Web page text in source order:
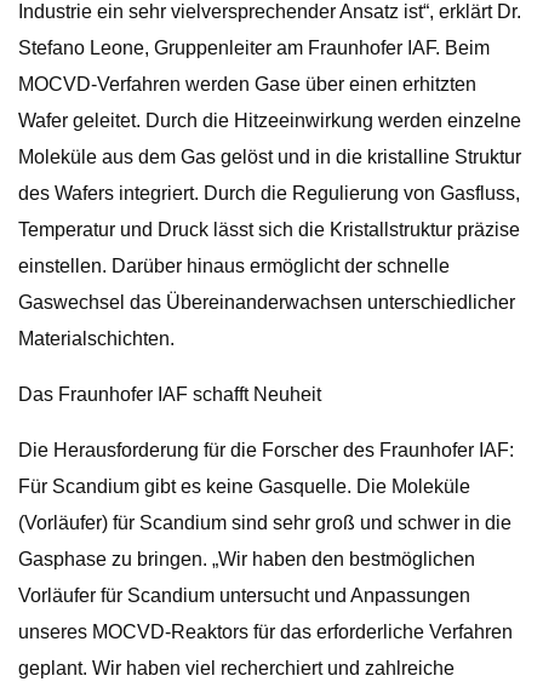
Industrie ein sehr vielversprechender Ansatz ist“, erklärt Dr.
Stefano Leone, Gruppenleiter am Fraunhofer IAF. Beim
MOCVD-Verfahren werden Gase über einen erhitzten
Wafer geleitet. Durch die Hitzeeinwirkung werden einzelne
Moleküle aus dem Gas gelöst und in die kristalline Struktur
des Wafers integriert. Durch die Regulierung von Gasfluss,
Temperatur und Druck lässt sich die Kristallstruktur präzise
einstellen. Darüber hinaus ermöglicht der schnelle
Gaswechsel das Übereinanderwachsen unterschiedlicher
Materialschichten.
Das Fraunhofer IAF schafft Neuheit
Die Herausforderung für die Forscher des Fraunhofer IAF:
Für Scandium gibt es keine Gasquelle. Die Moleküle
(Vorläufer) für Scandium sind sehr groß und schwer in die
Gasphase zu bringen. „Wir haben den bestmöglichen
Vorläufer für Scandium untersucht und Anpassungen
unseres MOCVD-Reaktors für das erforderliche Verfahren
geplant. Wir haben viel recherchiert und zahlreiche